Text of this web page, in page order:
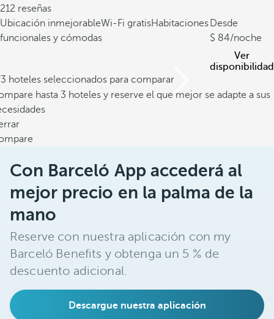
212 reseñas
Ubicación inmejorableWi-Fi gratisHabitaciones
funcionales y cómodas
Desde
84/noche
Ver
disponibilidad
hoteles seleccionados para comparar
hasta 3 hoteles y reserve el que mejor se adapte a sus
Con Barceló App accederá al
mejor precio en la palma de la
mano
Reserve con nuestra aplicación con my
Barceló Benefits y obtenga un 5 % de
descuento adicional.
Descargue nuestra aplicación